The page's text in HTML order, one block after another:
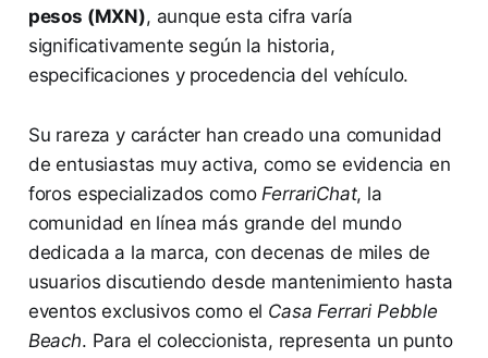
pesos (MXN), aunque esta cifra varía
significativamente según la historia,
especificaciones y procedencia del vehículo.
Su rareza y carácter han creado una comunidad
de entusiastas muy activa, como se evidencia en
foros especializados comoFerrariChat, la
comunidad en línea más grande del mundo
dedicada a la marca, con decenas de miles de
usuarios discutiendo desde mantenimiento hasta
eventos exclusivos como el Casa Ferrari Pebble
Beach. Para el coleccionista, representa un punto